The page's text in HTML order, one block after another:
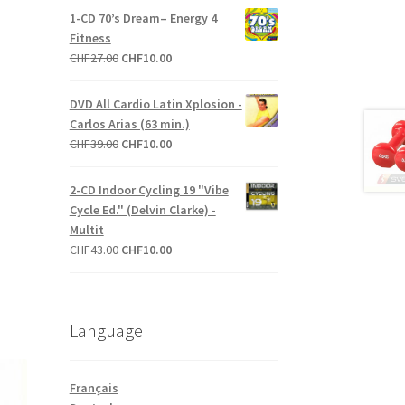
initial
CHF27.00.
actuel
CHF10.00.
1-CD 70’s Dream– Energy 4
Fitness
CHF27.00 Le
initial
était :
CHF27.00.
CHF10.00Le
actuel
est :
CHF10.00.
DVD All Cardio Latin Xplosion -
Carlos Arias (63 min.)
CHF39.00 Le
initial
était :
CHF39.00.
CHF10.00Le
actuel
est :
CHF10.00.
2-CD Indoor Cycling 19 "Vibe
Cycle Ed." (Delvin Clarke) -
Multit
CHF43.00 Le
CHF43.00.
CHF10.00Le
Language
Français